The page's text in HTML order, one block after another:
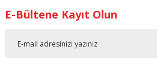
Ürün resmi kalitesiz, bozuk veya
E-Bültene Kayıt Olun